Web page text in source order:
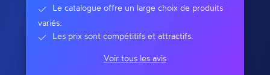
Le catalogue offre un large choix de produits
variés.
Les prix sont compétitifs et attractifs.
Voir tous les avis